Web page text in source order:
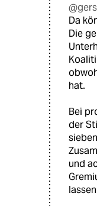
Da
Die
hat.
Bei
der
und